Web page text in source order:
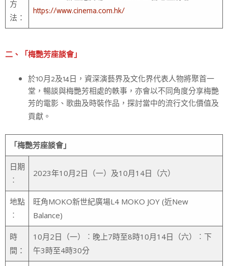
方
法：
https://www.cinema.com.hk/
二、「梅艷芳座談會」
於10月2及14日，資深演藝界及文化界代表人物將聚首一
堂，暢談與梅艷芳相處的軼事，亦會以不同角度分享梅艷
芳的電影、歌曲及時裝作品，探討當中的流行文化價值及
貢獻。
「梅艷芳座談會」
日期
︰
2023年10月2日（一）及10月14日（六）
地點
︰
旺角MOKO新世紀廣場L4 MOKO JOY (近New
Balance)
時
間：
10月2日（一）︰晚上7時至8時10月14日（六）︰下
午3時至4時30分